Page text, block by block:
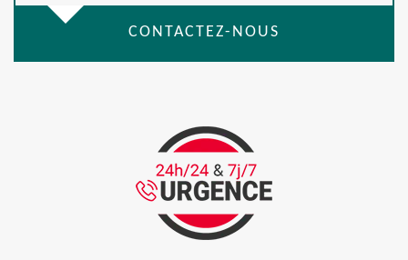
CONTACTEZ-NOUS